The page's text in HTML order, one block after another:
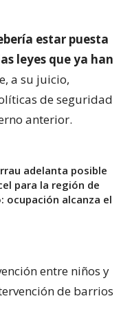
estar puesta
leyes que ya han
a su juicio,
de seguridad
anterior.
adelanta posible
para la región de
ocupación alcanza el
entre niños y
de barrios